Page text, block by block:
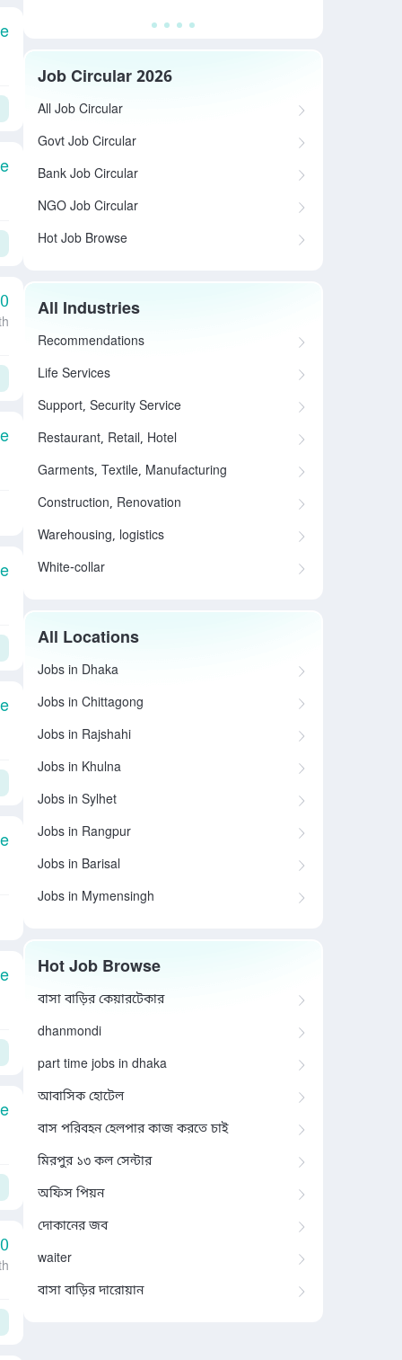
Job Circular 2026
All Job Circular
Govt Job Circular
Bank Job Circular
NGO Job Circular
Hot Job Browse
All Industries
Recommendations
Life Services
Support, Security Service
Restaurant, Retail, Hotel
Garments, Textile, Manufacturing
Construction, Renovation
Warehousing, logistics
White-collar
All Locations
Jobs in Dhaka
Jobs in Chittagong
Jobs in Rajshahi
Jobs in Khulna
Jobs in Sylhet
Jobs in Rangpur
Jobs in Barisal
Jobs in Mymensingh
Hot Job Browse
বাসা বাড়ির কেয়ারটেকার
dhanmondi
part time jobs in dhaka
আবাসিক হোটেল
বাস পরিবহন হেলপার কাজ করতে চাই
মিরপুর ১৩ কল সেন্টার
অফিস পিয়ন
দোকানের জব
waiter
বাসা বাড়ির দারোয়ান